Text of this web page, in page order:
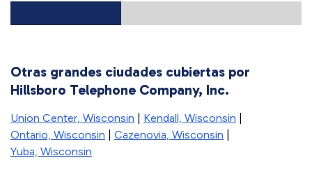
Otras grandes ciudades cubiertas por
Hillsboro Telephone Company, Inc.
Union Center, Wisconsin Kendall, Wisconsin
Ontario, Wisconsin
Cazenovia, Wisconsin
Yuba, Wisconsin